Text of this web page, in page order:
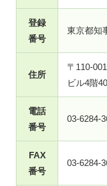
登録
番号
東京都知
住所
〒110-
ビル4階
電話
番号
03-6284-
FAX
番号
03-6284-